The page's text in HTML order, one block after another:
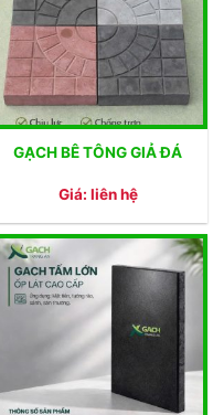
GẠCH BÊ TÔNG GIẢ ĐÁ
Giá: liên hệ